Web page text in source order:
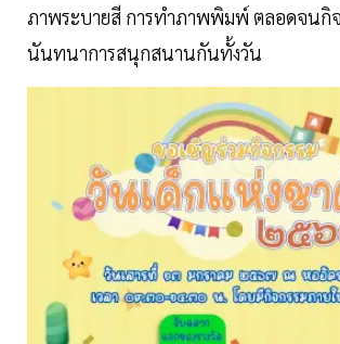
ภาพระบายสี การทำภาพพิมพ์ ตลอดจนกิ
นันทนาการสนุกสนานกันทั้งวัน